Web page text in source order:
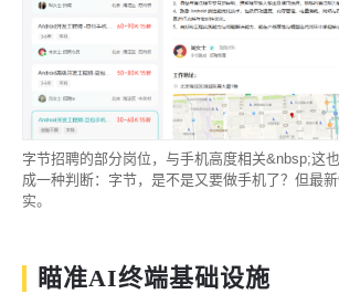
字节招聘的部分岗位，与手机高度相关&nbsp;这
成一种判断：字节，是不是又要做手机了？但最
实。
瞄准AI终端基础设施